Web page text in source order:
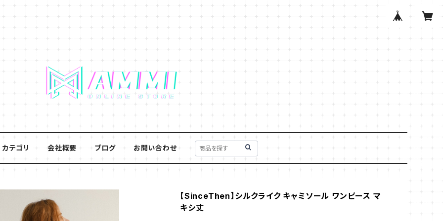
カテゴリ 会社概要 ブログ お問い合わせ
【SinceThen】シルクライク キャミソール ワンピース マ
キシ丈